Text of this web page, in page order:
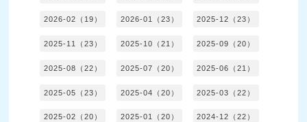
2026-02（19） 2026-01（23） 2025-12（23）
2025-11（23） 2025-10（21） 2025-09（20）
2025-08（22） 2025-07（20） 2025-06（21）
2025-05（23） 2025-04（20） 2025-03（22）
2025-02（20） 2025-01（20） 2024-12（22）